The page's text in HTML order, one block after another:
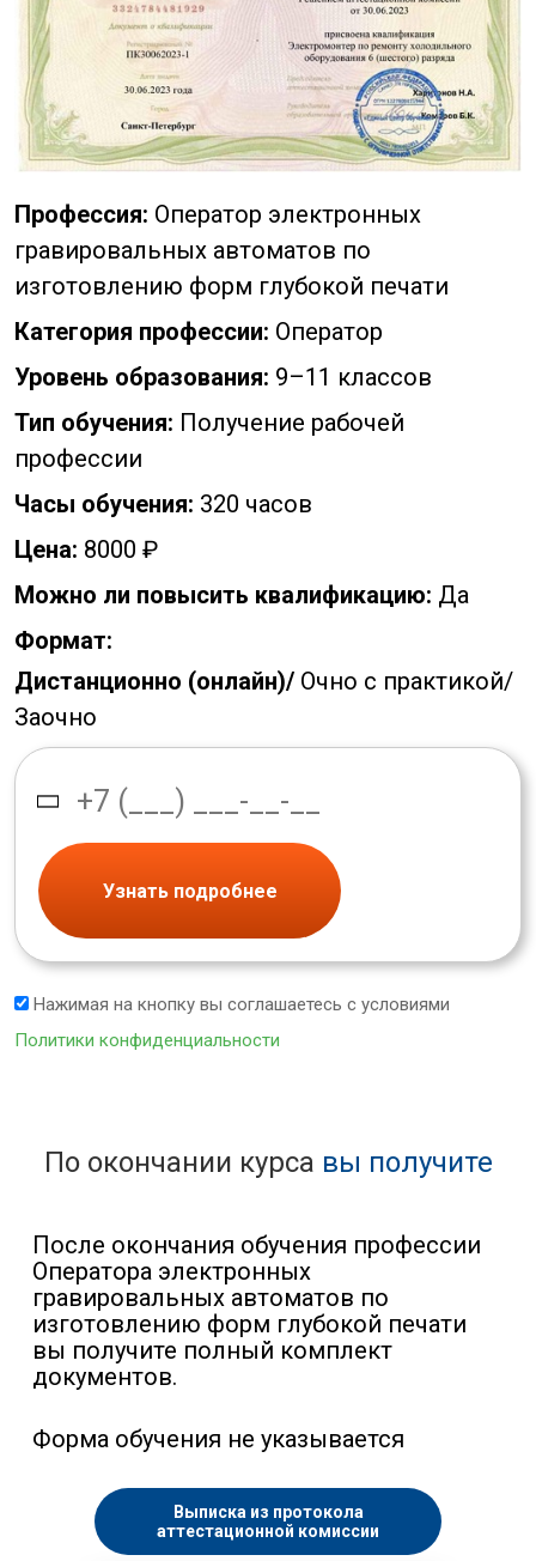
Профессия: Оператор электронных
гравировальных автоматов по
изготовлению форм глубокой печати
Категория профессии: Оператор
Уровень образования: 9–11 классов
Тип обучения: Получение рабочей
профессии
Часы обучения: 320 часов
Цена: 8000 ₽
Можно ли повысить квалификацию: Да
Формат:
Дистанционно (онлайн)/ Очно с практикой/
Заочно
Узнать подробнее
Нажимая на кнопку вы соглашаетесь с условиями
Политики конфиденциальности
По окончании курса вы получите
После окончания обучения профессии
Оператора электронных
гравировальных автоматов по
изготовлению форм глубокой печати
вы получите полный комплект
документов.
Форма обучения не указывается
Выписка из протокола
аттестационной комиссии